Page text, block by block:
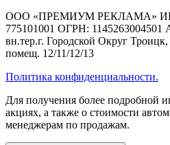
ООО «ПРЕМИУМ РЕКЛАМА»
775101001 ОГРН: 1145263004501
вн.тер.г. Городской Округ
помещ. 12/11/12/13
Политика конфиденциальности.
Для получения более подробной
акциях, а также о стоимости
менеджерам по продажам.